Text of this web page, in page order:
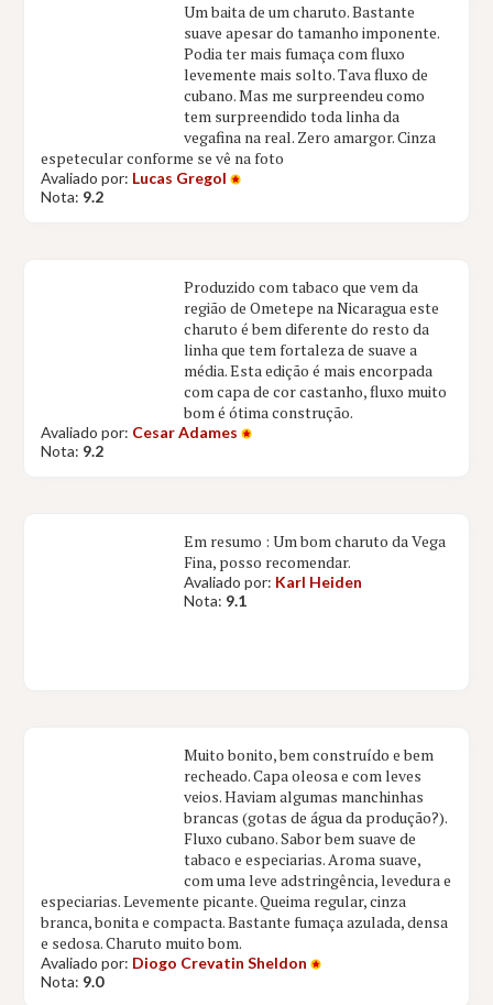
Um baita de um charuto. Bastante
suave apesar do tamanho imponente.
Podia ter mais fumaça com fluxo
levemente mais solto. Tava fluxo de
cubano. Mas me surpreendeu como
tem surpreendido toda linha da
vegafina na real. Zero amargor. Cinza
espetecular conforme se vê na foto
Avaliado por: Lucas Gregol
Nota: 9.2
Produzido com tabaco que vem da
região de Ometepe na Nicaragua este
charuto é bem diferente do resto da
linha que tem fortaleza de suave a
média. Esta edição é mais encorpada
com capa de cor castanho, fluxo muito
bom é ótima construção.
Avaliado por: Cesar Adames
Nota: 9.2
Em resumo : Um bom charuto da Vega
Fina, posso recomendar.
Avaliado por: Karl Heiden
Nota: 9.1
Muito bonito, bem construído e bem
recheado. Capa oleosa e com leves
veios. Haviam algumas manchinhas
brancas (gotas de água da produção?).
Fluxo cubano. Sabor bem suave de
tabaco e especiarias. Aroma suave,
com uma leve adstringência, levedura e
especiarias. Levemente picante. Queima regular, cinza
branca, bonita e compacta. Bastante fumaça azulada, densa
e sedosa. Charuto muito bom.
Avaliado por: Diogo Crevatin Sheldon
Nota: 9.0